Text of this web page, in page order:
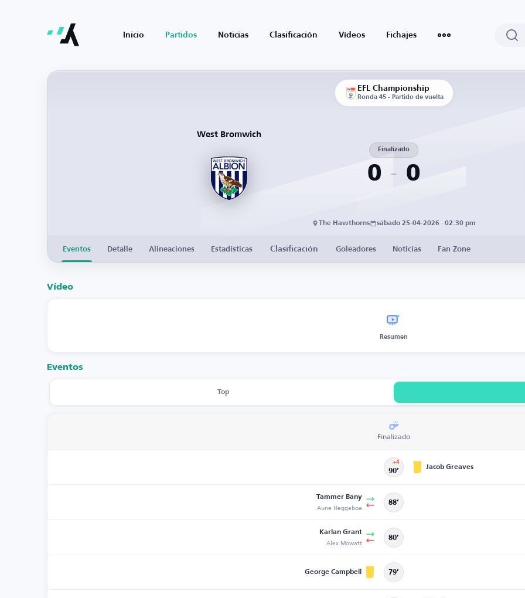
Inicio Partidos Noticias Clasificación Vídeos Fichajes
EFL Championship
Ronda 45 - Partido de vuelta
West Bromwich
0
Finalizado
0
The Hawthorns sábado 25-04-2026 · 02:30 pm
Eventos Detalle Alineaciones Estadísticas Clasificación Goleadores Noticias Fan Zone
Vídeo
Resumen
Eventos
Top
Finalizado
90’
+4
Jacob Greaves
Tammer Bany
Aune Heggeboe 88’
Karlan Grant
Alex Mowatt 80’
George Campbell 79’